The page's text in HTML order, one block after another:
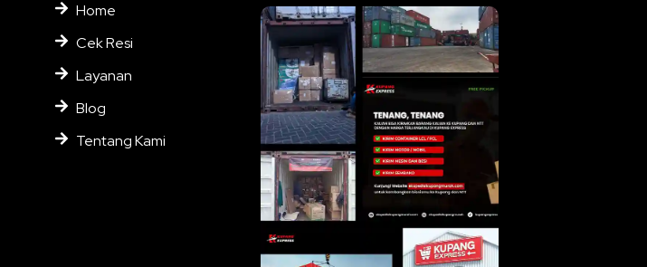
Home
Cek Resi
Layanan
Blog
Tentang Kami